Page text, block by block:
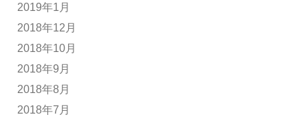
2019年1月
2018年12月
2018年10月
2018年9月
2018年8月
2018年7月